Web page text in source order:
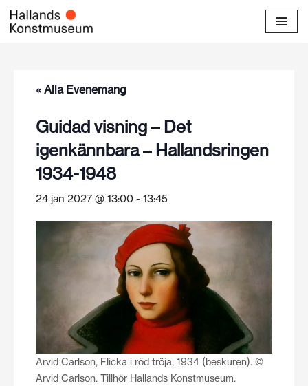
Hoppa
« Alla Evenemang
Guidad visning – Det
igenkännbara – Hallandsringen
1934-1948
24 jan 2027 @ 13:00 - 13:45
Arvid Carlson, Flicka i röd tröja, 1934 (beskuren). ©
Arvid Carlson. Tillhör Hallands Konstmuseum.